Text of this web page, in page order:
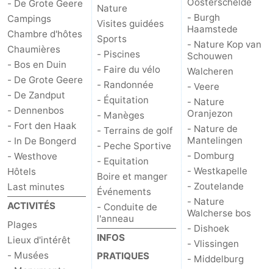
- De Grote Geere
Campings
Chambre d'hôtes
Chaumières
- Bos en Duin
- De Grote Geere
- De Zandput
- Dennenbos
- Fort den Haak
- In De Bongerd
- Westhove
Hôtels
Last minutes
ACTIVITÉS
Plages
Lieux d'intérêt
- Musées
Nature
Visites guidées
Sports
- Piscines
- Faire du vélo
- Randonnée
- Équitation
- Manèges
- Terrains de golf
- Peche Sportive
- Equitation
Boire et manger
Événements
- Conduite de
l'anneau
INFOS
PRATIQUES
- Burgh
Haamstede
- Nature Kop van
Schouwen
Walcheren
- Veere
- Nature
Oranjezon
- Nature de
Mantelingen
- Domburg
- Westkapelle
- Zoutelande
- Nature
Walcherse bos
- Dishoek
- Vlissingen
- Middelburg